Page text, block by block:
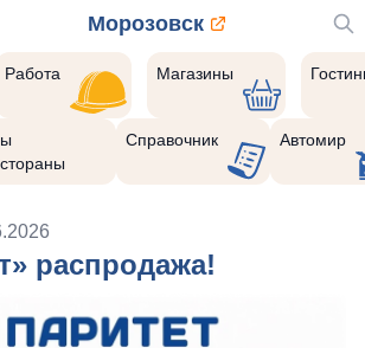
Морозовск
Работа Магазины
Справочник Автомир
распродажа!